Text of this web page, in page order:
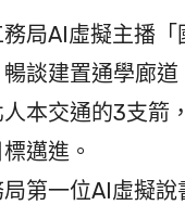
局AI虛擬主播
談建置通學廊
本交通的3支箭
邁進。
第一位AI虛擬